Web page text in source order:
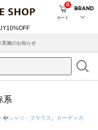
カート
0
BRAND
止について
系
やシャツ・ブラウス
カーディガ